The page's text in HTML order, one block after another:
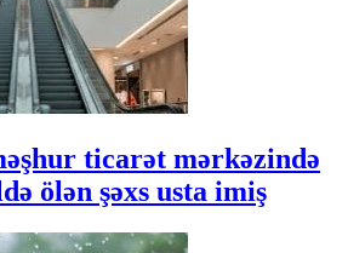
ticarət mərkəzində
ölən şəxs usta imiş